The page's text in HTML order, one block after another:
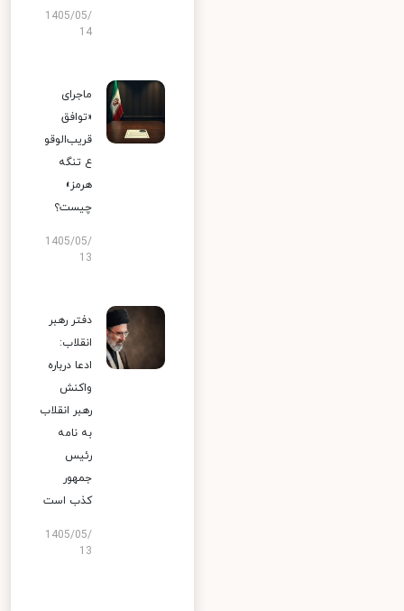
1405/05/
14
ماجرای
«توافق
قریب‌الوقو
ع تنگه
هرمز»
چیست؟
1405/05/
13
دفتر رهبر
انقلاب:
ادعا درباره
واکنش
رهبر انقلاب
به نامه
رئیس
جمهور
کذب است
1405/05/
13